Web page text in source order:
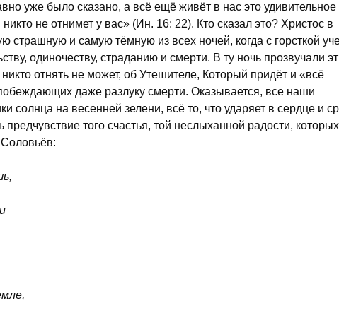
уже было сказано, а всё ещё живёт в нас это удивительное
не отнимет у вас» (Ин. 16: 22). Кто сказал это? Христос в
страшную и самую тёмную из всех ночей, когда с горсткой
одиночеству, страданию и смерти. В ту ночь прозвучали
отнять не может, об Утешителе, Который придёт и «всё
даже разлуку смерти. Оказывается, все наши
солнца на весенней зелени, всё то, что ударяет в сердце и
того счастья, той неслыханной радости,
Соловьёв: